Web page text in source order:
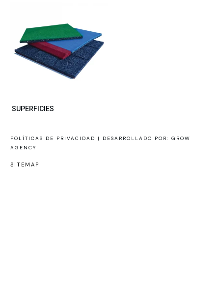
SUPERFICIES
POLÍTICAS DE PRIVACIDAD |
DESARROLLADO POR: GROW
AGENCY
SITEMAP